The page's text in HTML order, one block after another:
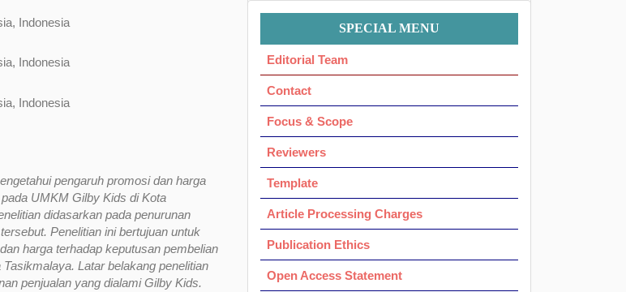
Indonesia
Indonesia
Indonesia
pengaruh promosi dan harga
UMKM Gilby Kids di Kota
didasarkan pada penurunan
Penelitian ini bertujuan untuk
harga terhadap keputusan pembelian
Latar belakang penelitian
penjualan yang dialami Gilby Kids.
Menu
Ok
SPECIAL MENU
Editorial Team
Contact
Focus & Scope
Reviewers
Template
Article Processing Charges
Publication Ethics
Open Access Statement